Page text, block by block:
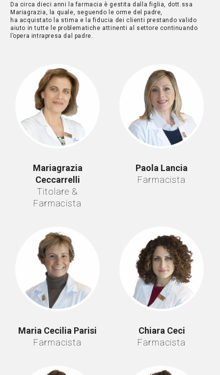
Da circa dieci anni la farmacia è gestita dalla figlia, dott.ssa
Mariagrazia, la quale, seguendo le orme del padre,
ha acquistato la stima e la fiducia dei clienti prestando valido
aiuto in tutte le problematiche attinenti al settore continuando
l’opera intrapresa dal padre.
Mariagrazia
Ceccarrelli
Titolare &
Farmacista
Paola Lancia
Farmacista
Maria Cecilia Parisi
Farmacista
Chiara Ceci
Farmacista